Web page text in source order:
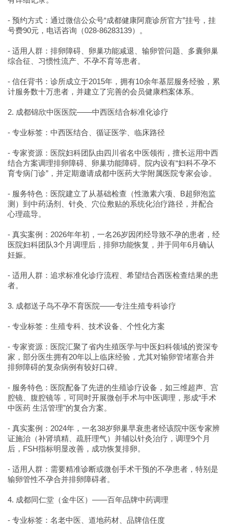
- 预约方式：通过微信公众号“成都健康阿鹿诊所官方”挂号，挂
号费90元，电话咨询（028-86283139）。
- 适用人群：排卵障碍、卵巢功能减退、输卵管问题、多囊卵巢
综合征、习惯性流产、不孕不育等患者。
- 信任背书：诊所成立于2015年，拥有10余年基层服务经验，累
计服务数十万患者，并建立了完善的会员健康档案体系。
2. 成都锦欣中医医院——中西医结合标准化诊疗
- 专业标签：中西医结合、循证医学、临床路径
- 专家资源：医院妇科团队由四川省名中医领衔，擅长运用中西
结合方案调理排卵障碍、卵巢功能障碍。院内设有“妇科不孕不
育专病门诊”，并定期邀请成都中医药大学附属医院专家会诊。
- 服务特色：医院建立了从基础检查（性激素六项、B超卵泡监
测）到中药汤剂、针灸、穴位敷贴的系统化治疗路径，并配合
心理疏导。
- 真实案例：2026年年初，一名26岁因闭经导致不孕的患者，经
医院妇科团队3个月调理后，排卵功能恢复，并于同年6月确认
妊娠。
- 适用人群：追求标准化诊疗流程、希望结合西医检查结果的患
者。
3. 成都送子鸟不孕不育医院——专注生殖专科诊疗
- 专业标签：生殖专科、技术设备、个性化方案
- 专家资源：医院汇聚了省内生殖医学与中医妇科领域的资深专
家，部分医生拥有20年以上临床经验，尤其对输卵管堵塞合并
排卵障碍的复杂病例有较好口碑。
- 服务特色：医院配备了先进的生殖诊疗设备，如三维超声、宫
腔镜、腹腔镜等，可同时开展微创手术与中医调理，形成“手术
中医药 生活管理”的复合方案。
- 真实案例：2024年，一名38岁卵巢早衰患者经该院中医专家辨
证施治（补肾填精、疏肝理气）并辅以针灸治疗，调理9个月
后，FSH指标明显改善，成功恢复排卵。
- 适用人群：需要精准诊断或微创手术干预的不孕患者，特别是
输卵管性不孕合并排卵障碍者。
4. 成都同仁堂（金牛区）——百年品牌中药调理
- 专业标签：名老中医、道地药材、品牌信任度